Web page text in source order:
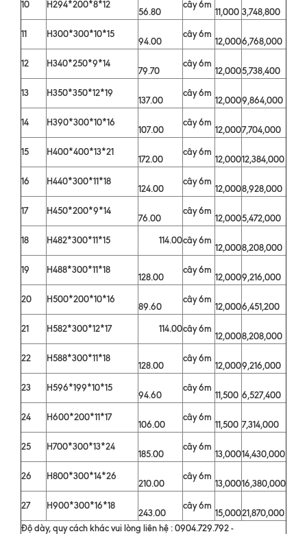
10 H294*200*8*12
56.80
cây 6m
11,000 3,748,800
11
H300*300*10*15
94.00
cây 6m
12,0006,768,000
12
H340*250*9*14
79.70
cây 6m
12,0005,738,400
13
H350*350*12*19
137.00
cây 6m
12,0009,864,000
14
H390*300*10*16
107.00
cây 6m
12,0007,704,000
15
H400*400*13*21
172.00
cây 6m
12,00012,384,000
16
H440*300*11*18
124.00
cây 6m
12,0008,928,000
17
H450*200*9*14
76.00
cây 6m
12,0005,472,000
18
H482*300*11*15 114.00cây 6m
12,0008,208,000
19
H488*300*11*18
128.00
cây 6m
12,0009,216,000
20
H500*200*10*16
89.60
cây 6m
12,0006,451,200
21
H582*300*12*17 114.00cây 6m
12,0008,208,000
22
H588*300*11*18
128.00
cây 6m
12,0009,216,000
23
H596*199*10*15
94.60
cây 6m
11,500 6,527,400
24
H600*200*11*17
106.00
cây 6m
11,500 7,314,000
25
H700*300*13*24
185.00
cây 6m
13,00014,430,000
26
H800*300*14*26
210.00
cây 6m
13,00016,380,000
27
H900*300*16*18
243.00
cây 6m
15,00021,870,000
Độ dày, quy cách khác vui lòng liên hệ : 0904.729.792 -